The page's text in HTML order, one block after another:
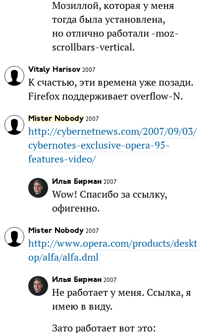
Мозиллой, которая у меня
тогда была установлена,
но отлично работали -moz-
scrollbars-vertical.
Vitaly Harisov 2007
К счастью, эти времена уже позади.
Firefox поддерживает overflow-N.
Mister Nobody 2007
http://cybernetnews.com/2007/09/03/
cybernotes-exclusive-opera-95-
features-video/
Илья Бирман 2007
Wow! Спасибо за ссылку,
офигенно.
Mister Nobody 2007
http://www.opera.com/products/deskt
op/alfa/alfa.dml
Илья Бирман 2007
Не работает у меня. Ссылка, я
имею в виду.
Зато работает вот это: